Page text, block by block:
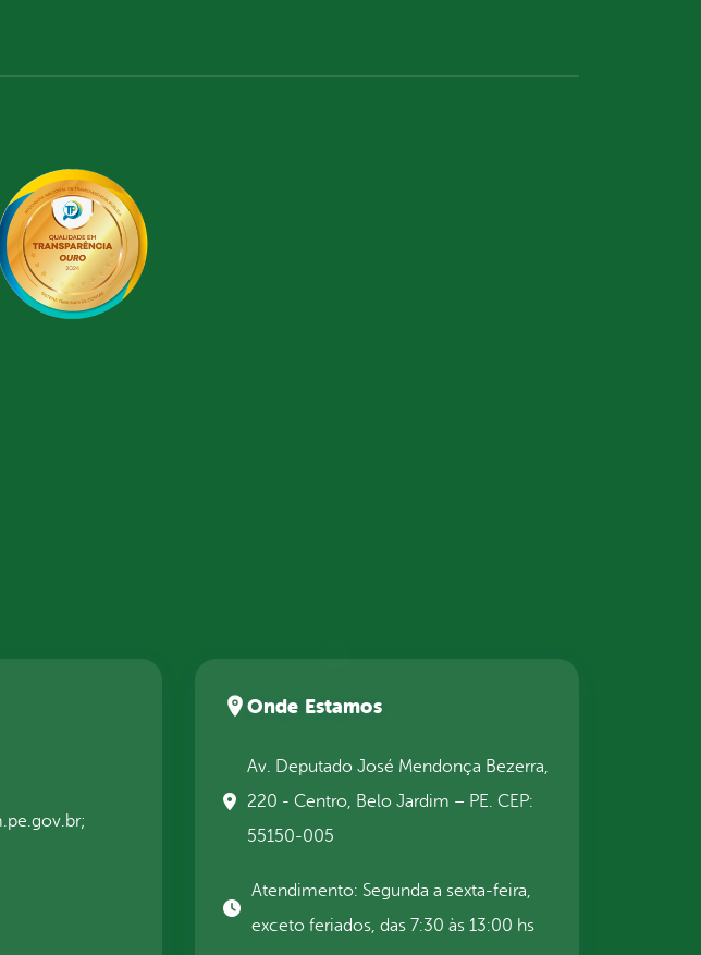
Onde Estamos
Av. Deputado José Mendonça Bezerra,
220 - Centro, Belo Jardim – PE. CEP:
55150-005
Atendimento: Segunda a sexta-feira,
exceto feriados, das 7:30 às 13:00 hs